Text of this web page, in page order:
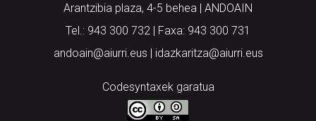
Arantzibia plaza, 4-5 behea | ANDOAIN
Tel.: 943 300 732 | Faxa: 943 300 731
andoain@aiurri.eus | idazkaritza@aiurri.eus
Codesyntaxek garatua